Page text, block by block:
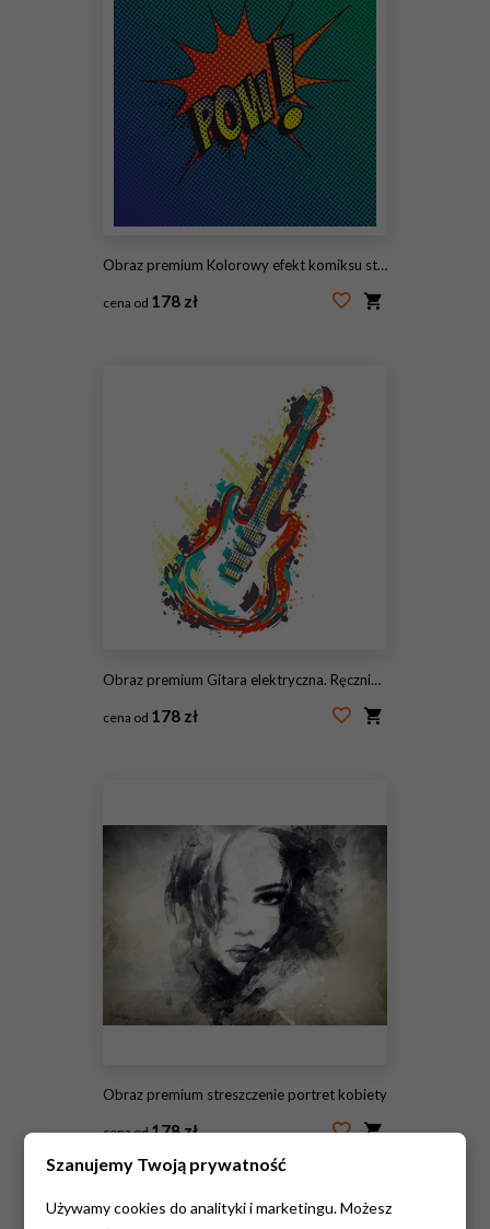
Obraz premium Kolorowy efekt komiksu stylu wybuch wektor
cena od 178 zł
Obraz premium Gitara elektryczna. Ręcznie rysowane sztuki w stylu grunge. Retro transparent, karta, koszulka, torba, druk, poster.Vintage kolorowe ręcznie rysowane ilustracji wektorowych
cena od 178 zł
Obraz premium streszczenie portret kobiety
cena od178 zł
#61980235
Szanujemy Twoją prywatność
Używamy cookies do analityki i marketingu. Możesz